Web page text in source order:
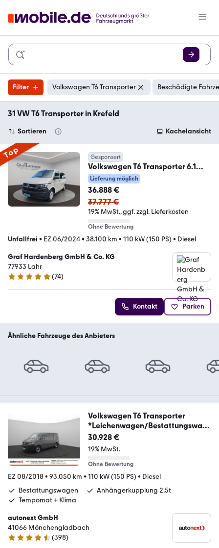
Filter Volkswagen T6 Transporter Beschädigte
31 VW T6 Transporter in Krefeld
Sortieren Kachelansicht
Top Gesponsert
Volkswagen T6 Transporter 6.1
Kombi TDI DSG 9 Sitze AHK
Lieferung möglich
36.888 €
37.777 €
19% MwSt. ggf. zzgl. Lieferkosten
Ohne Bewertung
Unfallfrei • EZ 06/2024• 38.100 km • 110 kW (150 PS) • Diesel
Graf Hardenberg GmbH & Co. KG
77933 Lahr
4.9 Sterne
(74)
Kontakt Parken
Ähnliche Fahrzeuge des Anbieters
Volkswagen T6 Transporter
*Leichenwagen/Bestattungswag
en*
30.928 €
19% MwSt.
Ohne Bewertung
EZ 08/2018• 93.050 km • 110 kW (150 PS) • Diesel
Bestattungswagen
Anhängerkupplung 2,5t
Tempomat + Klima
autonext GmbH
41066 Mönchengladbach
4.7 Sterne
(398)